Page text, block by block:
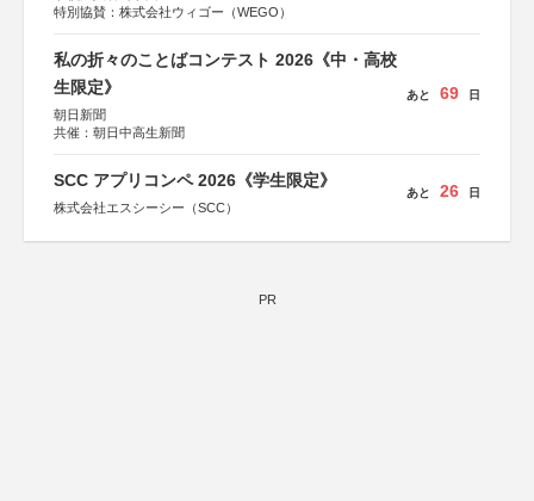
特別協賛：株式会社ウィゴー（WEGO）
私の折々のことばコンテスト 2026《中・高校
生限定》
朝日新聞
共催：朝日中高生新聞
あと 69 日
SCC アプリコンペ 2026《学生限定》
株式会社エスシーシー（SCC）
あと 26 日
PR